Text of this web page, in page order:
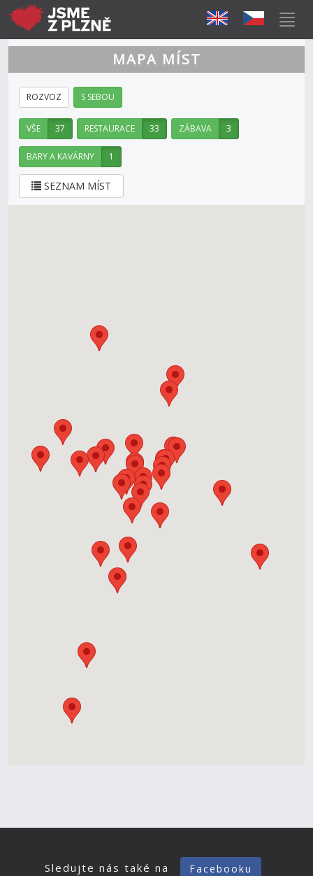
MAPA MÍST
ROZVOZ S SEBOU
VŠE 37 RESTAURACE 33 ZÁBAVA 3
BARY A KAVÁRNY 1
SEZNAM MÍST
Sledujte nás také na Facebooku